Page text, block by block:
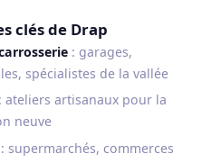
clés de Drap
: garages,
spécialistes de la vallée
: ateliers artisanaux pour la
neuve
: supermarchés, commerces